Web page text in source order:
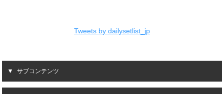
Tweets by dailysetlist_jp
サブコンテンツ